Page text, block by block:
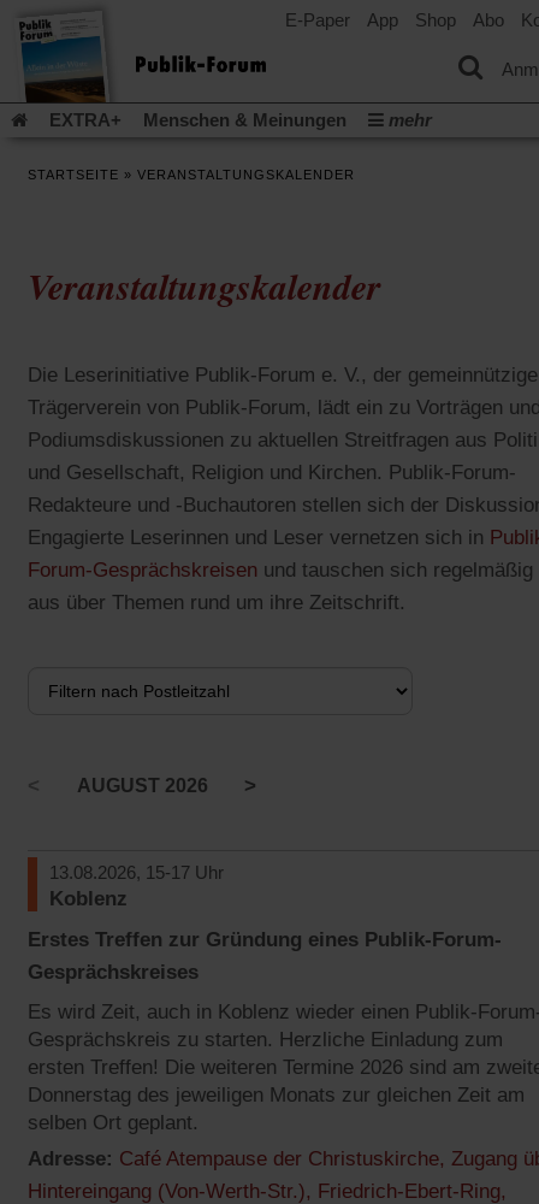
E-Paper App Shop Abo
EXTRA+ Menschen & Meinungen
mehr
Leserinitiative Publik-Forum e.V.
Die Erderwärmung
einem
neuen
Tab)
neuen
Tab)
in
einem
neuen
Tab)
(Öffnet
in
einem
neuen
Tab)
Krieg in der Ukraine
in
Flucht und Migration
Video-Podcast »Veranstaltungen«
Schriftgröße ändern:
STARTSEITE » VERANSTALTUNGSKALENDER
Veranstaltungskalender
Die Leserinitiative Publik-Forum e. V., der gemeinnützige
Trägerverein von Publik-Forum, lädt ein zu Vorträgen
Podiumsdiskussionen zu aktuellen Streitfragen aus
und Gesellschaft, Religion und Kirchen. Publik-Forum-
Redakteure und -Buchautoren stellen sich der
Engagierte Leserinnen und Leser vernetzen sich in
Forum-Gesprächskreisen und tauschen sich regelmäßig
aus über Themen rund um ihre Zeitschrift.
< AUGUST 2026 >
13.08.2026, 15-17 Uhr
Koblenz
Erstes Treffen zur Gründung eines Publik-Forum-
Gesprächskreises
Es wird Zeit, auch in Koblenz wieder einen Publik-
Gesprächskreis zu starten. Herzliche Einladung zum
ersten Treffen! Die weiteren Termine 2026 sind am
Donnerstag des jeweiligen Monats zur gleichen Zeit am
selben Ort geplant.
Adresse: Café Atempause der Christuskirche, Zugang
Hintereingang (Von-Werth-Str.), Friedrich-Ebert-Ring,